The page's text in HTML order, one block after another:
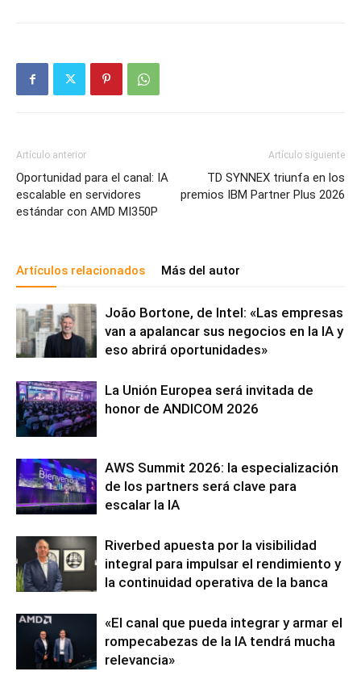
Artículo anterior
Oportunidad para el canal: IA
escalable en servidores
estándar con AMD MI350P
Artículo siguiente
TD SYNNEX triunfa en los
premios IBM Partner Plus 2026
Artículos relacionados Más del autor
João Bortone, de Intel: «Las empresas
van a apalancar sus negocios en la IA y
eso abrirá oportunidades»
La Unión Europea será invitada de
honor de ANDICOM 2026
AWS Summit 2026: la especialización
de los partners será clave para
escalar la IA
Riverbed apuesta por la visibilidad
integral para impulsar el rendimiento y
la continuidad operativa de la banca
«El canal que pueda integrar y armar el
rompecabezas de la IA tendrá mucha
relevancia»